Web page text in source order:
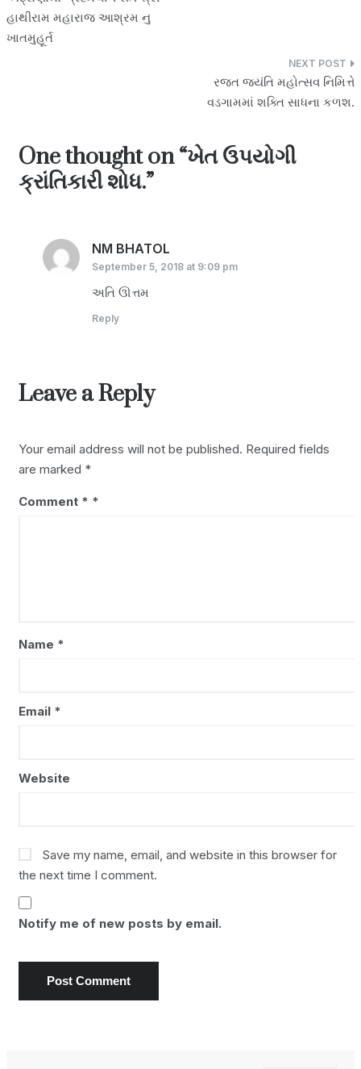
k
I
navigation
હાથીરામ મહારાજ આશ્રમ નુ
ખાતમુહૂર્ત
રજત જયંતિ મહોત્સવ નિમિત્તે
વડગામમાં શક્તિ સાધના કળશ.
One thought on “ખેત ઉપયોગી
ક્રાંતિકારી શોધ.”
NM BHATOL
September 5, 2018 at 9:09 pm
અતિ ઊત્તમ
Reply
Leave a Reply
Your email address will not be published. Required fields
are marked *
Comment *
Name *
Email *
Website
Save my name, email, and website in this browser for
the next time I comment.
Notify me of new posts by email.